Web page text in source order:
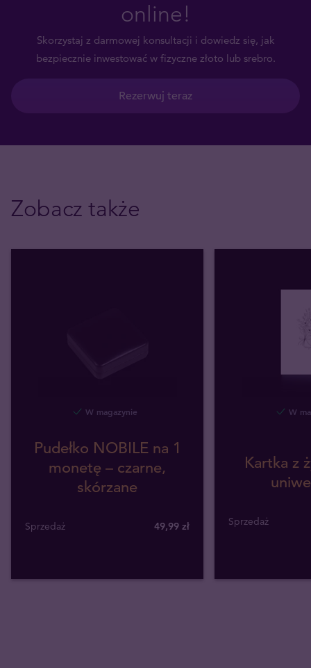
online!
Skorzystaj z darmowej konsultacji i dowiedz się, jak
bezpiecznie inwestować w fizyczne złoto lub srebro.
Rezerwuj teraz
Zobacz także
W magazynie
Pudełko NOBILE na 1
monetę – czarne,
skórzane
Sprzedaż 49,99 zł
W
Kartka z
Sprzedaż